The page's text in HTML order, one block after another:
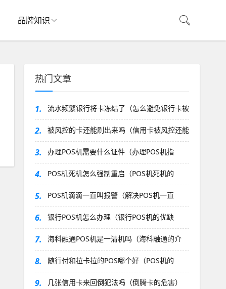
品牌知识
热门文章
1. 流水频繁银行将卡冻结了（怎么避免银行卡被
2. 被风控的卡还能刷出来吗（信用卡被风控还能
3. 办理POS机需要什么证件（办理POS机指
4. POS机死机怎么强制重启（POS机死机的
5. POS机滴滴一直叫报警（解决POS机一直
6. 银行POS机怎么办理（银行POS机的优缺
7. 海科融通POS机是一清机吗（海科融通的介
8. 随行付和拉卡拉的POS哪个好（POS机的
9. 几张信用卡来回倒犯法吗（倒腾卡的危害）